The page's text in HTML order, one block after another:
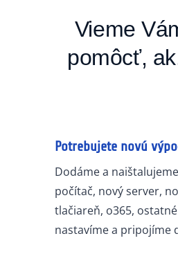
Vieme
pomôcť,
Potrebujete novú
Dodáme a
počítač, nový server,
tlačiareň, o365,
nastavíme a pripojíme